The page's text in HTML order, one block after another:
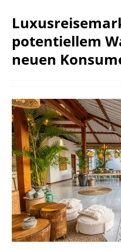
potentiellem
neuen